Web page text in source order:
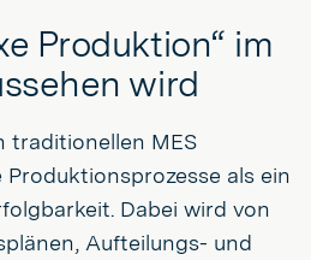
Produktion“ im
wird
traditionellen MES
als ein
Dabei wird von
Aufteilungs- und